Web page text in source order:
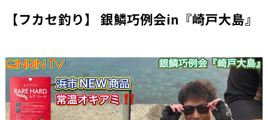
【フカセ釣り】 銀鱗巧例会in『崎戸大島』